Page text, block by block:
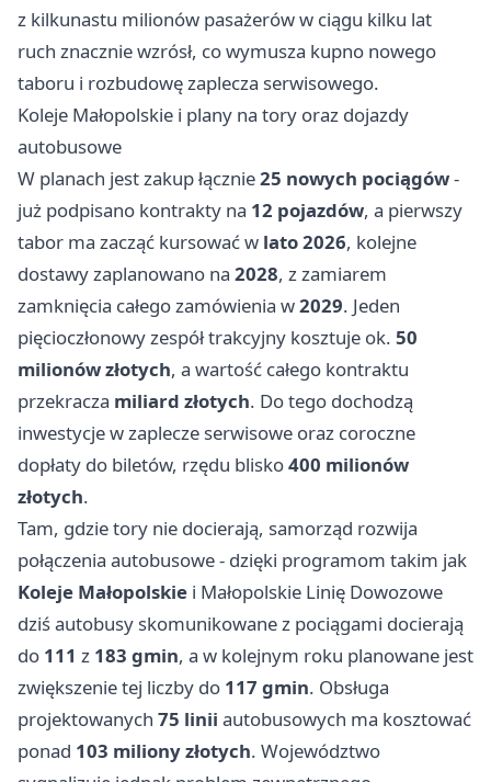
z kilkunastu milionów pasażerów w ciągu kilku lat
ruch znacznie wzrósł, co wymusza kupno nowego
taboru i rozbudowę zaplecza serwisowego.
Koleje Małopolskie i plany na tory oraz dojazdy
autobusowe
W planach jest zakup łącznie25 nowych pociągów-
już podpisano kontrakty na 12 pojazdów, a pierwszy
tabor ma zacząć kursować w lato 2026, kolejne
dostawy zaplanowano na 2028, z zamiarem
zamknięcia całego zamówienia w2029. Jeden
pięcioczłonowy zespół trakcyjny kosztuje ok. 50
milionów złotych, a wartość całego kontraktu
przekracza miliard złotych. Do tego dochodzą
inwestycje w zaplecze serwisowe oraz coroczne
dopłaty do biletów, rzędu blisko400 milionów
złotych.
Tam, gdzie tory nie docierają, samorząd rozwija
połączenia autobusowe - dzięki programom takim jak
Koleje Małopolskie i Małopolskie Linię Dowozowe
dziś autobusy skomunikowane z pociągami docierają
do 111 z 183 gmin, a w kolejnym roku planowane jest
zwiększenie tej liczby do 117 gmin. Obsługa
projektowanych 75 linii autobusowych ma kosztować
ponad 103 miliony złotych. Województwo